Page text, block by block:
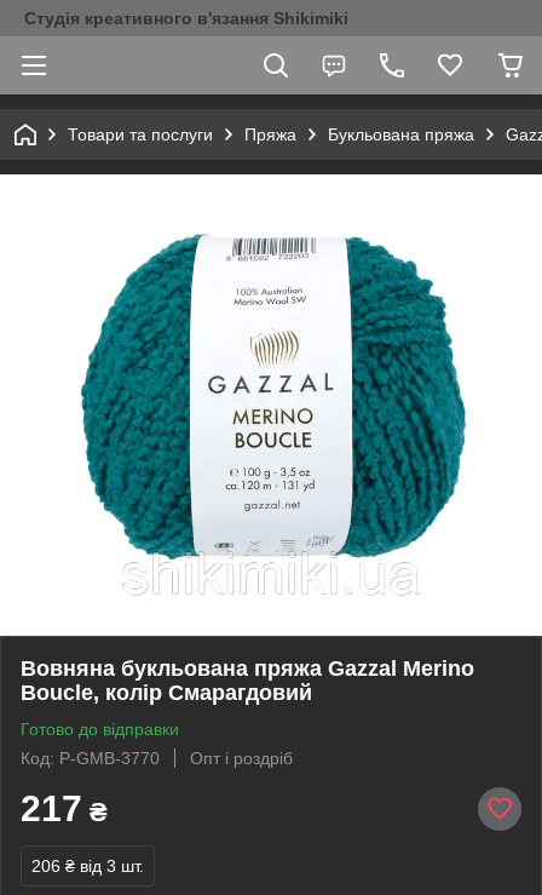
Студія креативного в'язання Shikimiki
Товари та послуги Пряжа Букльована пряжа
Вовняна букльована пряжа Gazzal Merino
Boucle, колір Смарагдовий
Готово до відправки
Код: P-GMB-3770
Опт і роздріб
217 ₴
206 ₴ від 3 шт.